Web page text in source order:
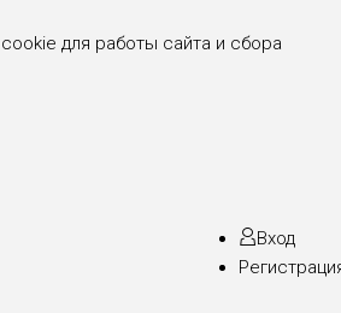
для работы сайта и сбора
Вход